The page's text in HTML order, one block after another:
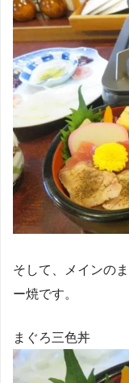
そして、メインの
ー焼です。
まぐろ三色丼